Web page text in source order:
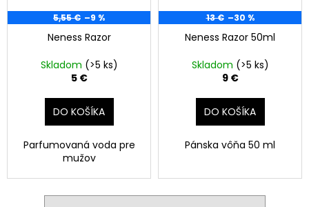
5,55 € –9 %
Neness Razor
Skladom (>5 ks)
5 €
DO KOŠÍKA
Parfumovaná voda pre
mužov
13 € –30 %
Neness Razor 50ml
Skladom (>5 ks)
9 €
DO KOŠÍKA
Pánska vôňa 50 ml